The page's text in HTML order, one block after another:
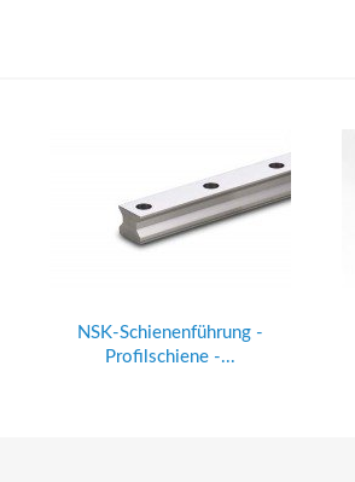
NSK-Schienenführung -
Profilschiene -...